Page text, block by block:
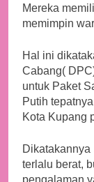
Mereka
memimpin
Hal ini
Cabang(
untuk Paket
Putih
Kota Kupang
Dikatakannya
terlalu berat,